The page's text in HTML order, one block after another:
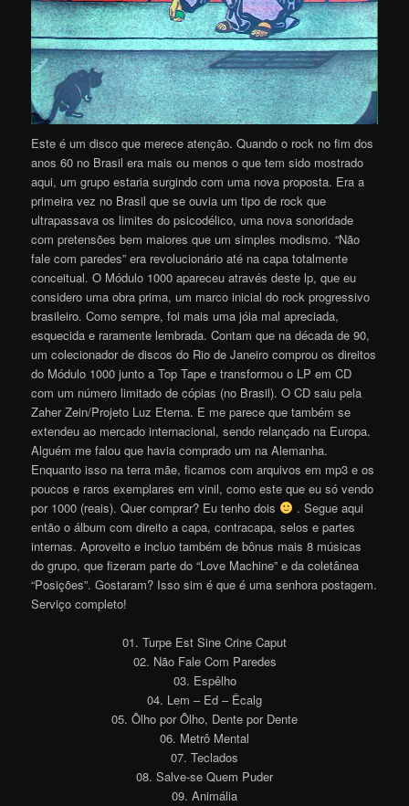
Este é um disco que merece atenção. Quando o rock no fim dos
anos 60 no Brasil era mais ou menos o que tem sido mostrado
aqui, um grupo estaria surgindo com uma nova proposta. Era a
primeira vez no Brasil que se ouvia um tipo de rock que
ultrapassava os limites do psicodélico, uma nova sonoridade
com pretensões bem maiores que um simples modismo. “Não
fale com paredes” era revolucionário até na capa totalmente
conceitual. O Módulo 1000 apareceu através deste lp, que eu
considero uma obra prima, um marco inicial do rock progressivo
brasileiro. Como sempre, foi mais uma jóia mal apreciada,
esquecida e raramente lembrada. Contam que na década de 90,
um colecionador de discos do Rio de Janeiro comprou os direitos
do Módulo 1000 junto a Top Tape e transformou o LP em CD
com um número limitado de cópias (no Brasil). O CD saiu pela
Zaher Zein/Projeto Luz Eterna. E me parece que também se
extendeu ao mercado internacional, sendo relançado na Europa.
Alguém me falou que havia comprado um na Alemanha.
Enquanto isso na terra mãe, ficamos com arquivos em mp3 e os
poucos e raros exemplares em vinil, como este que eu só vendo
por 1000 (reais). Quer comprar? Eu tenho dois
. Segue aqui
então o álbum com direito a capa, contracapa, selos e partes
internas. Aproveito e incluo também de bônus mais 8 músicas
do grupo, que fizeram parte do “Love Machine” e da coletânea
“Posições”. Gostaram? Isso sim é que é uma senhora postagem.
Serviço completo!
01. Turpe Est Sine Crine Caput
02. Não Fale Com Paredes
03. Espêlho
04. Lem – Ed – Êcalg
05. Ôlho por Ôlho, Dente por Dente
06. Metrô Mental
07. Teclados
08. Salve-se Quem Puder
09. Animália